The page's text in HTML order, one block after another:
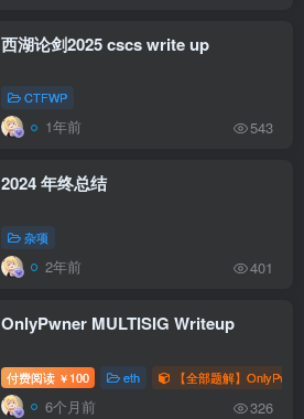
西湖论剑2025 cscs write up
CTFWP
1年前 543
2024 年终总结
杂项
2年前 401
OnlyPwner MULTISIG Writeup
付费阅读 ￥ 100 eth 【全部题解】
6个月前 326